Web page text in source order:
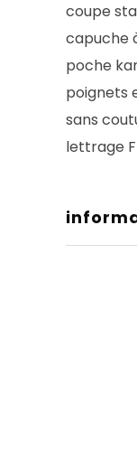
coupe
capuche
poche
poignets
sans
lettrage